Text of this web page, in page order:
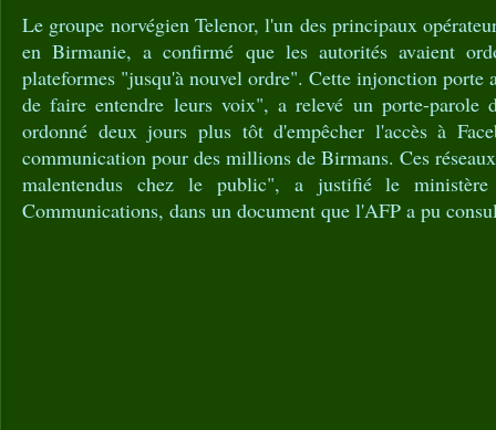
Le groupe norvégien Telenor, l'un des principaux
en Birmanie, a confirmé que les autorités avaient
plateformes "jusqu'à nouvel ordre". Cette injonction porte
de faire entendre leurs voix", a relevé un porte-parole
ordonné deux jours plus tôt d'empêcher l'accès à
communication pour des millions de Birmans. Ces
malentendus chez le public", a justifié le
Communications, dans un document que l'AFP a pu